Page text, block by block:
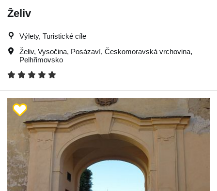
Želiv
Výlety, Turistické cíle
Želiv, Vysočina, Posázaví, Českomoravská vrchovina,
Pelhřimovsko